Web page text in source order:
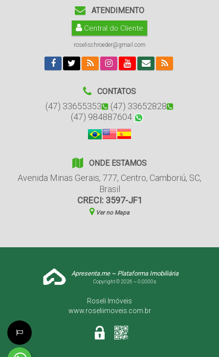
ATENDIMENTO
Central do Cliente
roselischroeder@gmail.com
CONTATOS
(47) 33655353
(47) 33652828
(47) 984887604
ONDE ESTAMOS
Avenida Minas Gerais, 777, Centro, Camboriú, SC,
Brasil
CRECI: 3597-JF1
Ver no Mapa
Apresenta.me ~ Plataforma Imobiliária
Copyright © 2026 ~ 0.0000s
Roseli Imóveis
www.roseliimoveis.com.br